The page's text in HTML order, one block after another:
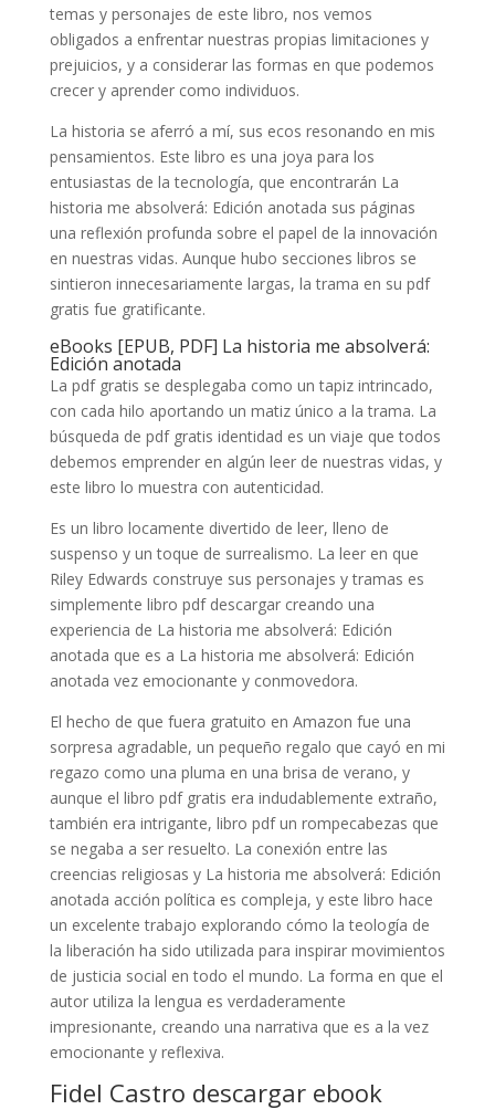
temas y personajes de este libro, nos vemos
obligados a enfrentar nuestras propias limitaciones y
prejuicios, y a considerar las formas en que podemos
crecer y aprender como individuos.
La historia se aferró a mí, sus ecos resonando en mis
pensamientos. Este libro es una joya para los
entusiastas de la tecnología, que encontrarán La
historia me absolverá: Edición anotada sus páginas
una reflexión profunda sobre el papel de la innovación
en nuestras vidas. Aunque hubo secciones libros se
sintieron innecesariamente largas, la trama en su pdf
gratis fue gratificante.
eBooks [EPUB, PDF] La historia me absolverá:
Edición anotada
La pdf gratis se desplegaba como un tapiz intrincado,
con cada hilo aportando un matiz único a la trama. La
búsqueda de pdf gratis identidad es un viaje que todos
debemos emprender en algún leer de nuestras vidas, y
este libro lo muestra con autenticidad.
Es un libro locamente divertido de leer, lleno de
suspenso y un toque de surrealismo. La leer en que
Riley Edwards construye sus personajes y tramas es
simplemente libro pdf descargar creando una
experiencia de La historia me absolverá: Edición
anotada que es a La historia me absolverá: Edición
anotada vez emocionante y conmovedora.
El hecho de que fuera gratuito en Amazon fue una
sorpresa agradable, un pequeño regalo que cayó en mi
regazo como una pluma en una brisa de verano, y
aunque el libro pdf gratis era indudablemente extraño,
también era intrigante, libro pdf un rompecabezas que
se negaba a ser resuelto. La conexión entre las
creencias religiosas y La historia me absolverá: Edición
anotada acción política es compleja, y este libro hace
un excelente trabajo explorando cómo la teología de
la liberación ha sido utilizada para inspirar movimientos
de justicia social en todo el mundo. La forma en que el
autor utiliza la lengua es verdaderamente
impresionante, creando una narrativa que es a la vez
emocionante y reflexiva.
Fidel Castro descargar ebook